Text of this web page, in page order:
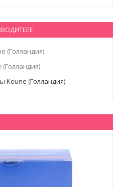
(Голландия)
Keune (Голландия)